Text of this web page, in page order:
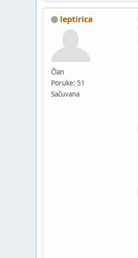
leptirica
Član
Poruke: 51
Sačuvana